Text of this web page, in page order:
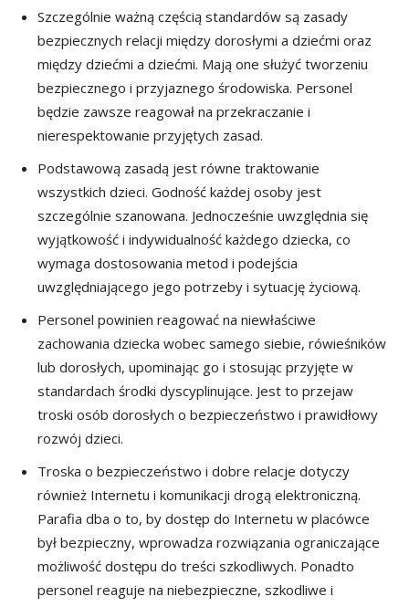
Szczególnie ważną częścią standardów są zasady
bezpiecznych relacji między dorosłymi a dziećmi oraz
między dziećmi a dziećmi. Mają one służyć tworzeniu
bezpiecznego i przyjaznego środowiska. Personel
będzie zawsze reagował na przekraczanie i
nierespektowanie przyjętych zasad.
Podstawową zasadą jest równe traktowanie
wszystkich dzieci. Godność każdej osoby jest
szczególnie szanowana. Jednocześnie uwzględnia się
wyjątkowość i indywidualność każdego dziecka, co
wymaga dostosowania metod i podejścia
uwzględniającego jego potrzeby i sytuację życiową.
Personel powinien reagować na niewłaściwe
zachowania dziecka wobec samego siebie, rówieśników
lub dorosłych, upominając go i stosując przyjęte w
standardach środki dyscyplinujące. Jest to przejaw
troski osób dorosłych o bezpieczeństwo i prawidłowy
rozwój dzieci.
Troska o bezpieczeństwo i dobre relacje dotyczy
również Internetu i komunikacji drogą elektroniczną.
Parafia dba o to, by dostęp do Internetu w placówce
był bezpieczny, wprowadza rozwiązania ograniczające
możliwość dostępu do treści szkodliwych. Ponadto
personel reaguje na niebezpieczne, szkodliwe i